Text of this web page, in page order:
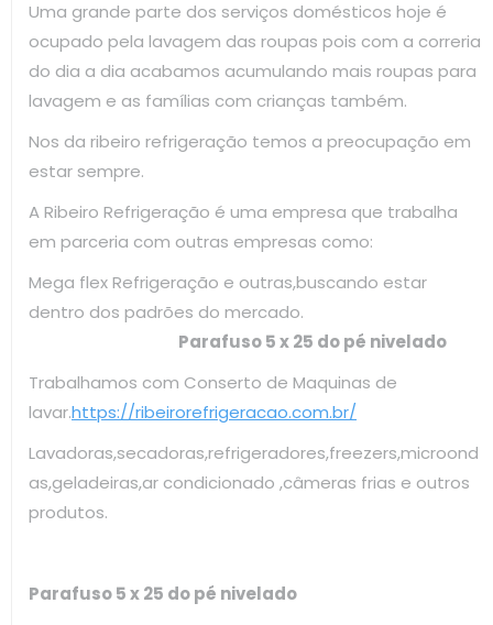
Uma grande parte dos serviços domésticos hoje é
ocupado pela lavagem das roupas pois com a correria
do dia a dia acabamos acumulando mais roupas para
lavagem e as famílias com crianças também.
Nos da ribeiro refrigeração temos a preocupação em
estar sempre.
A Ribeiro Refrigeração é uma empresa que trabalha
em parceria com outras empresas como:
Mega flex Refrigeração e outras,buscando estar
dentro dos padrões do mercado.
Parafuso 5 x 25 do pé nivelado
Trabalhamos com Conserto de Maquinas de
lavar.https://ribeirorefrigeracao.com.br/
Lavadoras,secadoras,refrigeradores,freezers,microond
as,geladeiras,ar condicionado ,câmeras frias e outros
produtos.
Parafuso 5 x 25 do pé nivelado